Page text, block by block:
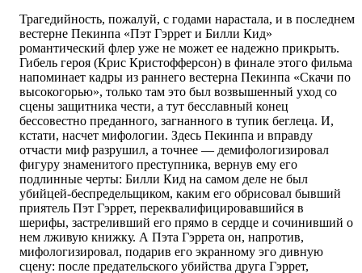
Трагедийность, пожалуй, с годами нарастала, и в последнем
вестерне Пекинпа «Пэт Гэррет и Билли Кид»
романтический флер уже не может ее надежно прикрыть.
Гибель героя (Крис Кристофферсон) в финале этого фильма
напоминает кадры из раннего вестерна Пекинпа «Скачи по
высокогорью», только там это был возвышенный уход со
сцены защитника чести, а тут бесславный конец
бессовестно преданного, загнанного в тупик беглеца. И,
кстати, насчет мифологии. Здесь Пекинпа и вправду
отчасти миф разрушил, а точнее — демифологизировал
фигуру знаменитого преступника, вернув ему его
подлинные черты: Билли Кид на самом деле не был
убийцей-беспредельщиком, каким его обрисовал бывший
приятель Пэт Гэррет, переквалифицировавшийся в
шерифы, застреливший его прямо в сердце и сочинивший о
нем лживую книжку. А Пэта Гэррета он, напротив,
мифологизировал, подарив его экранному эго дивную
сцену: после предательского убийства друга Гэррет,